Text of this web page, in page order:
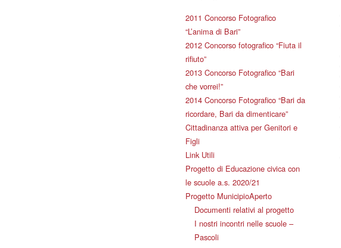
2011 Concorso Fotografico
“L’anima di Bari”
2012 Concorso fotografico “Fiuta il
rifiuto”
2013 Concorso Fotografico “Bari
che vorrei!”
2014 Concorso Fotografico “Bari da
ricordare, Bari da dimenticare”
Cittadinanza attiva per Genitori e
Figli
Link Utili
Progetto di Educazione civica con
le scuole a.s. 2020/21
Progetto MunicipioAperto
Documenti relativi al progetto
I nostri incontri nelle scuole –
Pascoli